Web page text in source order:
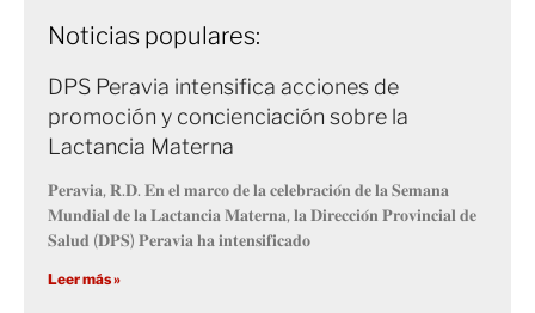
Noticias populares:
DPS Peravia intensifica acciones de
promoción y concienciación sobre la
Lactancia Materna
𝐏𝐞𝐫𝐚𝐯𝐢𝐚, 𝐑.𝐃. 𝐄𝐧 𝐞𝐥 𝐦𝐚𝐫𝐜𝐨 𝐝𝐞 𝐥𝐚 𝐜𝐞𝐥𝐞𝐛𝐫𝐚𝐜𝐢𝐨́𝐧 𝐝𝐞 𝐥𝐚 𝐒𝐞𝐦𝐚𝐧𝐚
𝐌𝐮𝐧𝐝𝐢𝐚𝐥 𝐝𝐞 𝐥𝐚 𝐋𝐚𝐜𝐭𝐚𝐧𝐜𝐢𝐚 𝐌𝐚𝐭𝐞𝐫𝐧𝐚, 𝐥𝐚 𝐃𝐢𝐫𝐞𝐜𝐜𝐢𝐨́𝐧 𝐏𝐫𝐨𝐯𝐢𝐧𝐜𝐢𝐚𝐥 𝐝𝐞
𝐒𝐚𝐥𝐮𝐝 (𝐃𝐏𝐒) 𝐏𝐞𝐫𝐚𝐯𝐢𝐚 𝐡𝐚 𝐢𝐧𝐭𝐞𝐧𝐬𝐢𝐟𝐢𝐜𝐚𝐝𝐨
Leer más »